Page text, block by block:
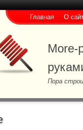
More-
Пора
Главная О